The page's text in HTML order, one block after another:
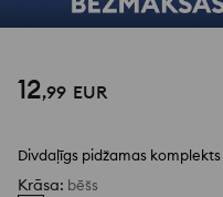
12,99 EUR
Divdaļīgs pidžamas komplekts
Krāsa: bēšs